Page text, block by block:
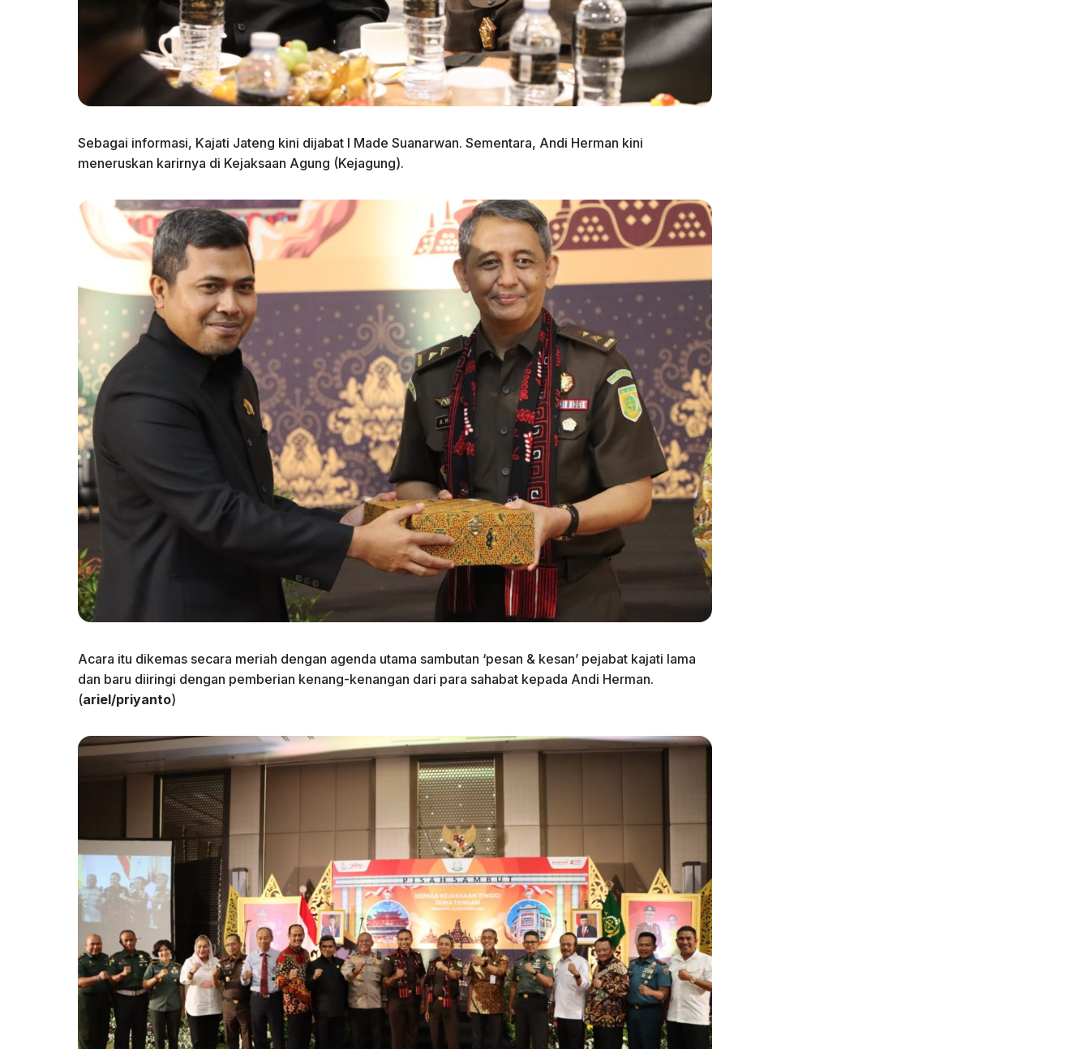
Sebagai informasi, Kajati Jateng kini dijabat I Made Suanarwan. Sementara, Andi Herman kini
meneruskan karirnya di Kejaksaan Agung (Kejagung).
Acara itu dikemas secara meriah dengan agenda utama sambutan ‘pesan & kesan’ pejabat kajati lama
dan baru diiringi dengan pemberian kenang-kenangan dari para sahabat kepada Andi Herman.
(ariel/priyanto)